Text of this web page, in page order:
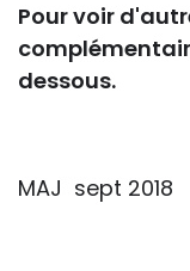
Pour voir
dessous.
MAJ sept 2018